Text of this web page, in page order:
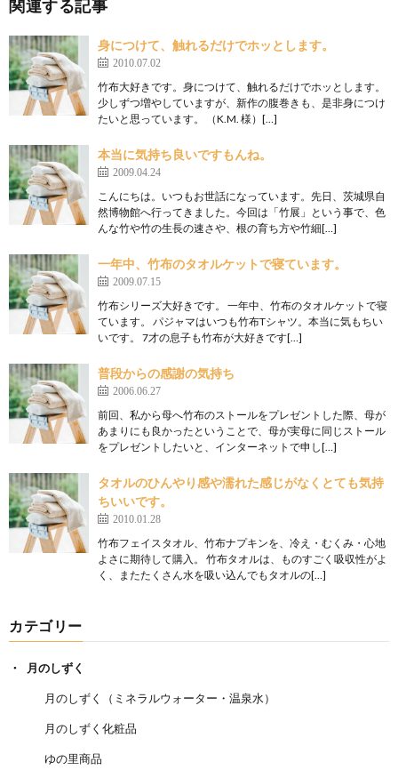
関連する記事
身につけて、触れるだけでホッとします。
2010.07.02
竹布大好きです。身につけて、触れるだけでホッとします。
少しずつ増やしていますが、新作の腹巻きも、是非身につけ
たいと思っています。 （K.M. 様）[…]
本当に気持ち良いですもんね。
2009.04.24
こんにちは。いつもお世話になっています。先日、茨城県自
然博物館へ行ってきました。今回は「竹展」という事で、色
んな竹や竹の生長の速さや、根の育ち方や竹細[…]
一年中、竹布のタオルケットで寝ています。
2009.07.15
竹布シリーズ大好きです。 一年中、竹布のタオルケットで寝
ています。 パジャマはいつも竹布Tシャツ。本当に気もちい
いです。 7才の息子も竹布が大好きです[…]
普段からの感謝の気持ち
2006.06.27
前回、私から母へ竹布のストールをプレゼントした際、母が
あまりにも良かったということで、母が実母に同じストール
をプレゼントしたいと、インターネットで申し[…]
タオルのひんやり感や濡れた感じがなくとても気持
ちいいです。
2010.01.28
竹布フェイスタオル、竹布ナプキンを、冷え・むくみ・心地
よさに期待して購入。 竹布タオルは、ものすごく吸収性がよ
く、またたくさん水を吸い込んでもタオルの[…]
カテゴリー
月のしずく
月のしずく（ミネラルウォーター・温泉水）
月のしずく化粧品
ゆの里商品